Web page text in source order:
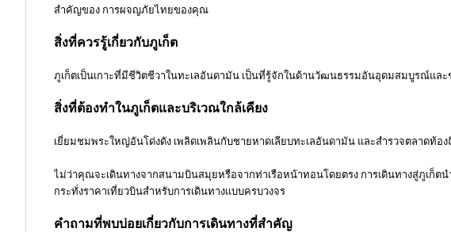
สำคัญของ การผจญภัยไทยของคุณ
สิ่งที่ควรรู้เกี่ยวกับภูเก็ต
ภูเก็ตเป็นเกาะที่มีชีวิตชีวาในทะเลอันดามัน เป็นที่รู้จักในด้านวัฒนธรรมอันอุดมสมบูรณ์และ
สิ่งที่ต้องทำในภูเก็ตและบริเวณใกล้เคียง
เยี่ยมชมพระใหญ่อันโด่งดัง เพลิดเพลินกับชายหาดเลียบทะเลอันดามัน และสำรวจตลาดท้
ไม่ว่าคุณจะเดินทางจากสนามบินสมุยหรือจากท่าเรือหน้าทอนโดยตรง การเดินทางสู่ภูเก็ต
กระทั่งราคาเที่ยวบินสำหรับการเดินทางแบบครบวงจร
คำถามที่พบบ่อยเกี่ยวกับการเดินทางที่สำคัญ